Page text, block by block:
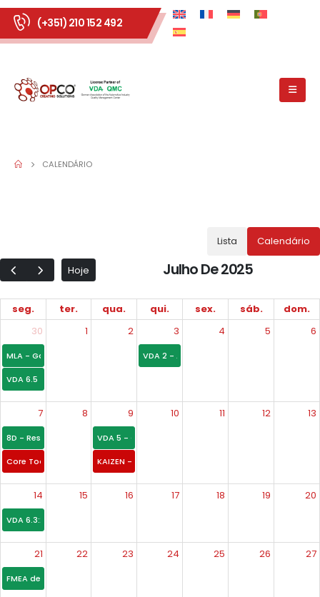
(+351) 210 152 492
CALENDÁRIO
Lista Calendário
Hoje Julho De 2025
seg. ter. qua. qui. sex. sáb.
dom.
30
MLA - Garantia do Nível de Maturidade para Novas Peças
VDA 6.5 - Auditoria de Produto
1 2 3
VDA 2 - Aprovação de Processo
4 5 6
7
8D - Resolução de Problemas em 8 Disciplinas
Core Tools
8 9
VDA 5 - Capacidade de Processos de Medição
KAIZEN - Melhoria Contínua
10 11 12 13
14
VDA 6.3:2023 Auditor de Processo - Qualificação
15 16 17 18 19 20
21
FMEA de acordo com AIAG-VDA
22 23 24 25 26 27